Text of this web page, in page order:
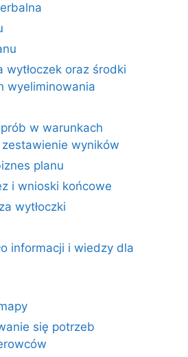
wytłoczek oraz środki
wyeliminowania
w warunkach
wyników
planu
i wnioski końcowe
wytłoczki
informacji i wiedzy dla
się potrzeb